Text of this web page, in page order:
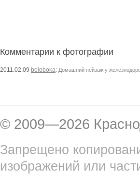
Комментарии к фотографии
2011.02.09 beloboka: Домашний пейзаж у
© 2009—2026
Запрещено
изображений или